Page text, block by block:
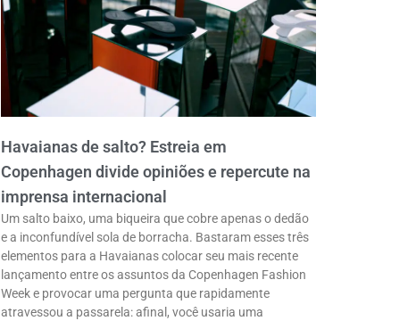
Havaianas de salto? Estreia em
Copenhagen divide opiniões e repercute na
imprensa internacional
Um salto baixo, uma biqueira que cobre apenas o dedão
e a inconfundível sola de borracha. Bastaram esses três
elementos para a Havaianas colocar seu mais recente
lançamento entre os assuntos da Copenhagen Fashion
Week e provocar uma pergunta que rapidamente
atravessou a passarela: afinal, você usaria uma